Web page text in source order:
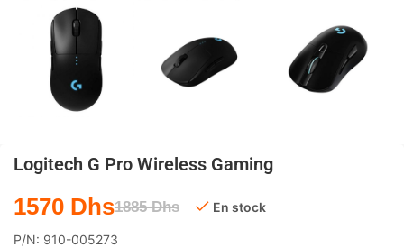
Logitech G Pro Wireless Gaming
1885Dhs
1570 Dhs En stock
P/N: 910-005273